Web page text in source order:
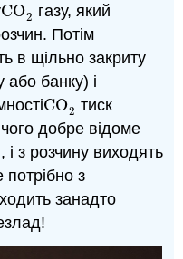
CO2
CO2 газу, який
Потім
в щільно закриту
або банку) і
CO2
CO2 тиск
чого добре відоме
і з розчину виходять
з
занадто